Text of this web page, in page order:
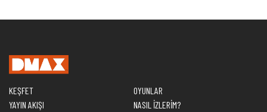
KEŞFET
YAYIN AKIŞI
OYUNLAR
NASIL İZLERİM?